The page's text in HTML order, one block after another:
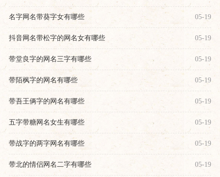
名字网名带葵字女有哪些 05-19
抖音网名带松字的网名女有哪些 05-19
带堂良字的网名三字有哪些 05-19
带陌枫字的网名有哪些 05-19
带吾王俩字的网名有哪些 05-19
五字带糖网名女生有哪些 05-19
带战字的两字网名有哪些 05-19
带北的情侣网名二字有哪些 05-19